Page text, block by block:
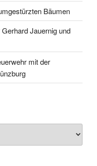
Bäumen
Jauernig und
mit der